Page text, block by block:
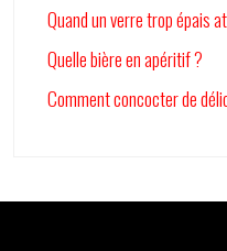
Quand un verre trop épais
Quelle bière en apéritif ?
Comment concocter de